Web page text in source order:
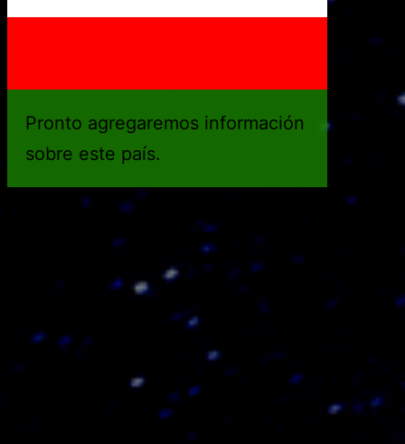
Pronto agregaremos información
sobre este país.